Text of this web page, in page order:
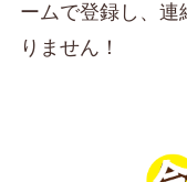
ームで登録し、
りません！